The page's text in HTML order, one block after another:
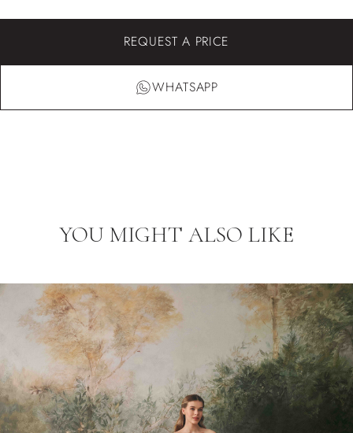
REQUEST A PRICE
WHATSAPP
YOU MIGHT ALSO LIKE